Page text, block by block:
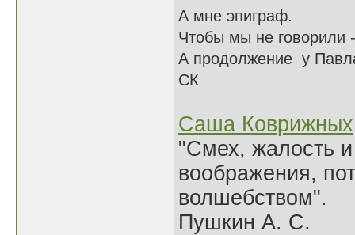
А мне эпиграф.
Чтобы мы не говорили
А продолжение у
СК
Саша Коврижных
"Смех, жалость
воображения,
волшебством".
Пушкин А. С.